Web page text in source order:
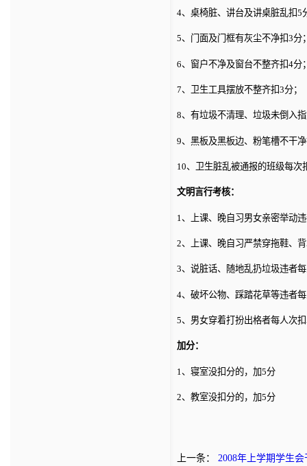
4、桌椅脏、讲台及讲桌脏乱扣5
5、门面及门框有灰尘不净扣3分
6、窗户不净及窗台不整齐扣4分
7、卫生工具摆放不整齐扣3分；
8、有垃圾不清理、垃圾未倒入
9、黑板及黑板边、粉笔槽不干
10、卫生脏乱被通报的班级每次
文明言行考核：
1、上课、晚自习男女亲密举动
2、上课、晚自习严禁穿拖鞋、
3、说脏话、随地乱扔垃圾违者
4、破坏公物、踩踏花草等违者
5、男女穿着打扮出格者每人次
加分：
1、寝室没扣分的，加5分
2、教室没扣分的，加5分
上一条： 2008年上学期学生